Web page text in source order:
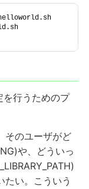
を行うためのプ
そのユーザがど
や、どういっ
たい。こういう